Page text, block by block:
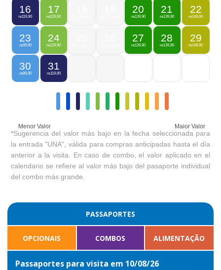
16
R$119,90
17
R$129,90
20
R$139,90
21
R$139,90
22
R$149,90
23
R$99,90
24
R$129,90
27
R$139,90
28
R$139,90
29
R$149,90
30
R$99,90
31
R$119,90
Menor Valor Maior Valor
*Sugerencia del valor más bajo en la fecha seleccionada para
la entrada "UNA", válida para compras anticipadas hasta el día
anterior a la visita. En caso de combo, el valor aplicado en el
calendario se refiere al valor más bajo del pasaporte individual
del combo más grande.
PASSAPORTES
OPCIONAIS COMBOS ALIMENTAÇÃO
Passaportes para visita em 10/08/26